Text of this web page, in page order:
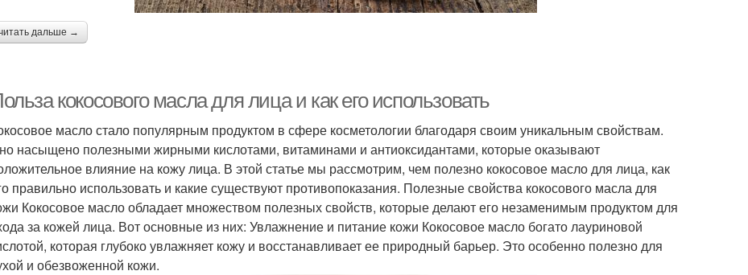
дальше →
кокосового масла для лица и как его использовать
масло стало популярным продуктом в сфере косметологии благодаря своим уникальным свойствам.
насыщено полезными жирными кислотами, витаминами и антиоксидантами, которые оказывают
влияние на кожу лица. В этой статье мы рассмотрим, чем полезно кокосовое масло для лица, как
правильно использовать и какие существуют противопоказания. Полезные свойства кокосового масла для
Кокосовое масло обладает множеством полезных свойств, которые делают его незаменимым продуктом для
за кожей лица. Вот основные из них: Увлажнение и питание кожи Кокосовое масло богато лауриновой
которая глубоко увлажняет кожу и восстанавливает ее природный барьер. Это особенно полезно для
и обезвоженной кожи.